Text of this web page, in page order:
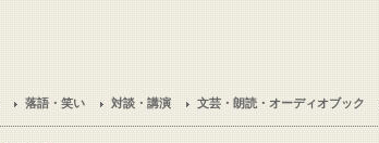
落語・笑い 対談・講演 文芸・朗読・オーディオブック